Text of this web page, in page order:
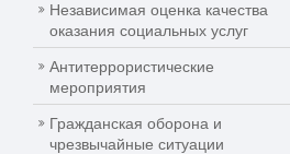
Независимая оценка качества
оказания социальных услуг
Антитеррористические
мероприятия
Гражданская оборона и
чрезвычайные ситуации